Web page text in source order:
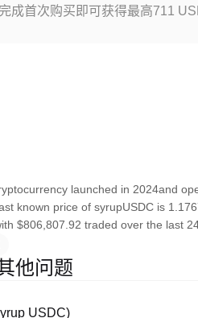
成首次购买即可获得最高711
launched in 2024and
known price of syrupUSDC is
$806,807.92 traded over the last
他问题
USDC)